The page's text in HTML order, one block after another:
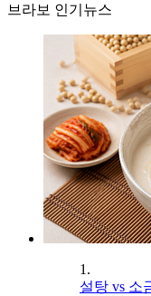
브라보 인기뉴스
1.
설탕 vs 소